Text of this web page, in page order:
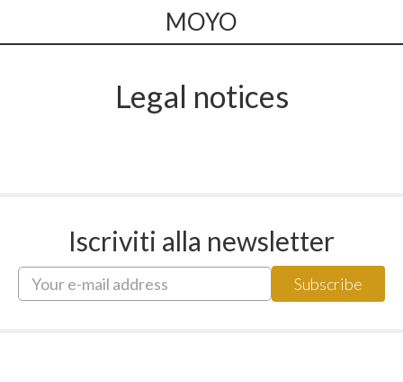
MOYO
Legal notices
Iscriviti alla newsletter